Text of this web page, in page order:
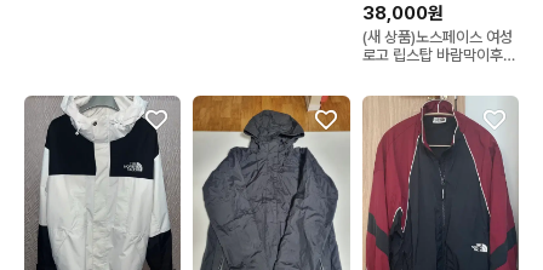
38,000원
(새 상품)노스페이스 여성
로고 립스탑 바람막이후드